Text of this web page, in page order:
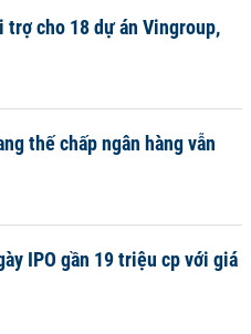
trợ cho 18 dự án Vingroup,
thế chấp ngân hàng vẫn
IPO gần 19 triệu cp với giá